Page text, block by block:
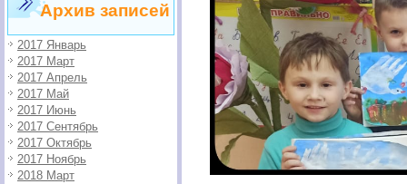
Архив записей
2017 Январь
2017 Март
2017 Апрель
2017 Май
2017 Июнь
2017 Сентябрь
2017 Октябрь
2017 Ноябрь
2018 Март